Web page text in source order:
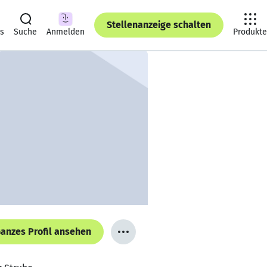
Suche Anmelden
Stellenanzeige schalten
Produkte
Profil ansehen